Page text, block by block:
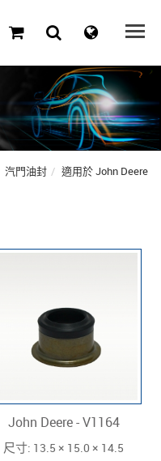
汽門油封 適用於 John Deere
John Deere - V1164
尺寸: 13.5 × 15.0 × 14.5